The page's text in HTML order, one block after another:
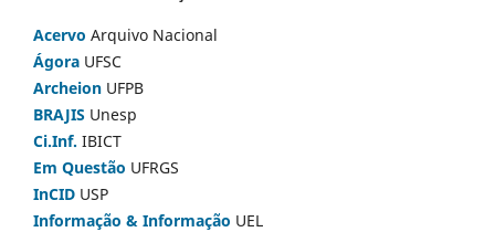
Acervo Arquivo Nacional
Ágora UFSC
Archeion UFPB
BRAJIS Unesp
Ci.Inf. IBICT
Em Questão UFRGS
InCID USP
Informação & Informação UEL